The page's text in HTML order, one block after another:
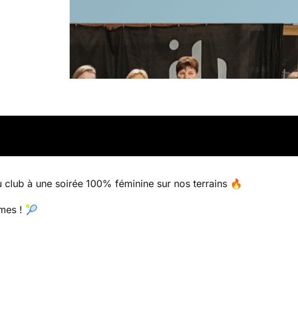
à une soirée 100% féminine sur nos terrains 🔥
! 🎾